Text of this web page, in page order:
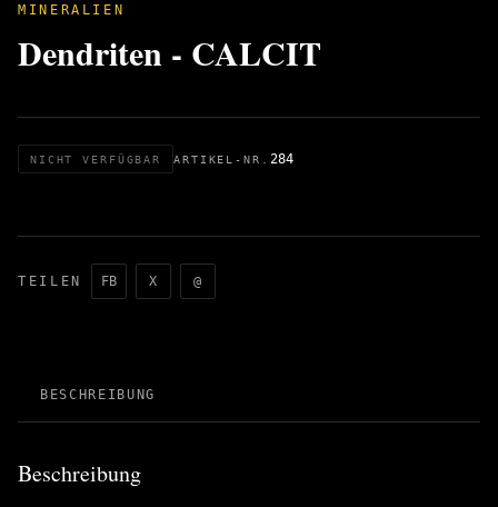
MINERALIEN
Dendriten - CALCIT
NICHT VERFÜGBAR ARTIKEL-NR. 284
TEILEN FB X @
BESCHREIBUNG
Beschreibung